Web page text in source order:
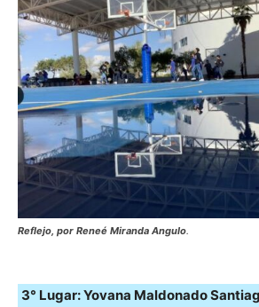
Reflejo, por Reneé Miranda Angulo.
3° Lugar: Yovana Maldonado